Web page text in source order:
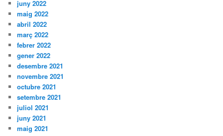
juny 2022
maig 2022
abril 2022
març 2022
febrer 2022
gener 2022
desembre 2021
novembre 2021
octubre 2021
setembre 2021
juliol 2021
juny 2021
maig 2021